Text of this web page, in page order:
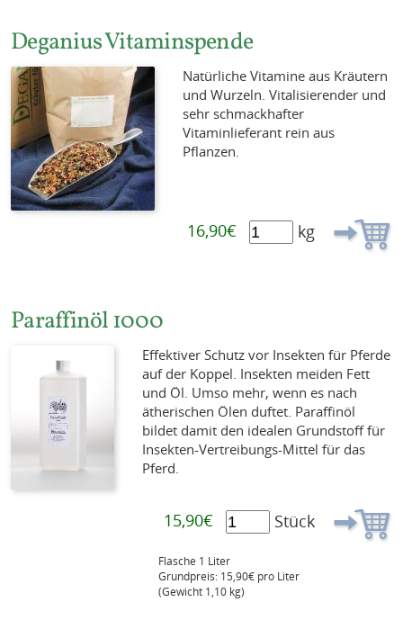
Deganius Vitaminspende
Natürliche Vitamine aus Kräutern
und Wurzeln. Vitalisierender und
sehr schmackhafter
Vitaminlieferant rein aus
Pflanzen.
16,90€ kg
Paraffinöl 1000
Effektiver Schutz vor Insekten für Pferde
auf der Koppel. Insekten meiden Fett
und Öl. Umso mehr, wenn es nach
ätherischen Ölen duftet. Paraffinöl
bildet damit den idealen Grundstoff für
Insekten-Vertreibungs-Mittel für das
Pferd.
15,90€ Stück
Flasche 1 Liter
Grundpreis: 15,90€ pro Liter
(Gewicht 1,10 kg)